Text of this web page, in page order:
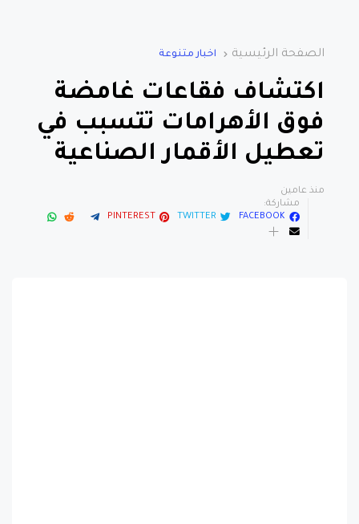
الصفحة الرئيسية اخبار متنوعة
اكتشاف فقاعات غامضة
فوق الأهرامات تتسبب في
تعطيل الأقمار الصناعية
منذ عامين
مشاركة:
FACEBOOK
TWITTER
PINTEREST